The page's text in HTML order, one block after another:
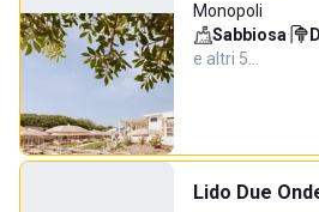
Monopoli
Sabbiosa·
e altri 5…
Lido Due